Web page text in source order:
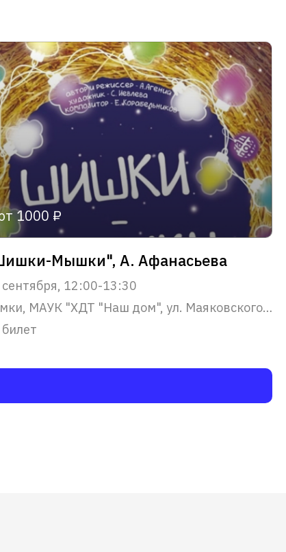
1000 ₽
Мышки", А. Афанасьева
12:00-13:30
Химки, МАУК "ХДТ "Наш дом", ул. Маяковского, 22